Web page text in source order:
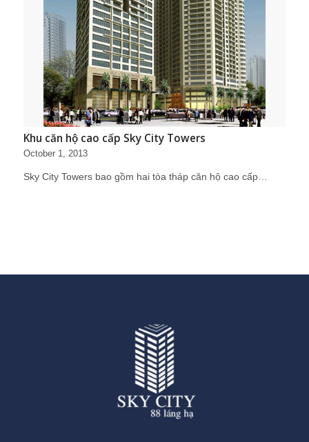
Khu căn hộ cao cấp Sky City Towers
October 1, 2013
Sky City Towers bao gồm hai tòa tháp căn hộ cao cấp…